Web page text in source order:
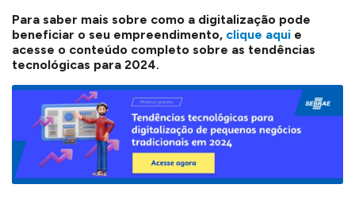
Para saber mais sobre como a digitalização pode
beneficiar o seu empreendimento, clique aqui e
acesse o conteúdo completo sobre as tendências
tecnológicas para 2024.